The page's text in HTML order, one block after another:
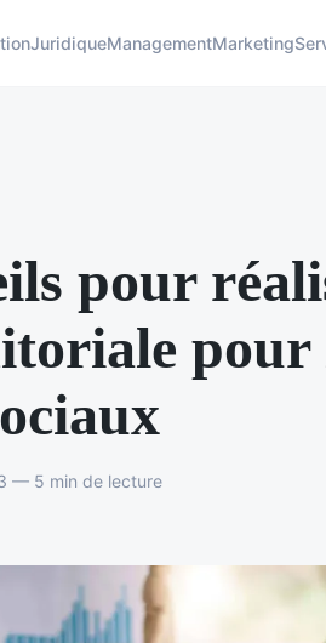
JuridiqueManagementMarketing
pour
pour
— 5 min de lecture